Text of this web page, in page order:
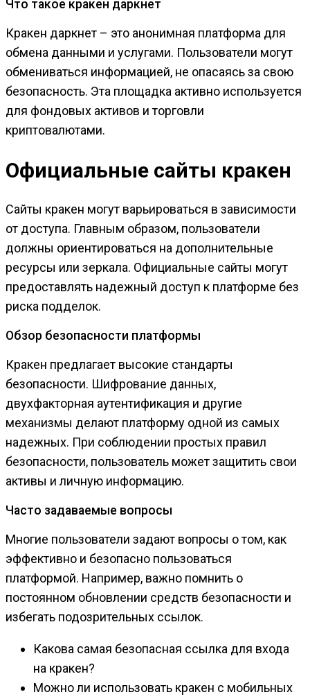
Что такое кракен даркнет
Кракен даркнет – это анонимная платформа для
обмена данными и услугами. Пользователи могут
обмениваться информацией, не опасаясь за свою
безопасность. Эта площадка активно используется
для фондовых активов и торговли
криптовалютами.
Официальные сайты кракен
Сайты кракен могут варьироваться в зависимости
от доступа. Главным образом, пользователи
должны ориентироваться на дополнительные
ресурсы или зеркала. Официальные сайты могут
предоставлять надежный доступ к платформе без
риска подделок.
Обзор безопасности платформы
Кракен предлагает высокие стандарты
безопасности. Шифрование данных,
двухфакторная аутентификация и другие
механизмы делают платформу одной из самых
надежных. При соблюдении простых правил
безопасности, пользователь может защитить свои
активы и личную информацию.
Часто задаваемые вопросы
Многие пользователи задают вопросы о том, как
эффективно и безопасно пользоваться
платформой. Например, важно помнить о
постоянном обновлении средств безопасности и
избегать подозрительных ссылок.
Какова самая безопасная ссылка для входа
на кракен?
Можно ли использовать кракен с мобильных